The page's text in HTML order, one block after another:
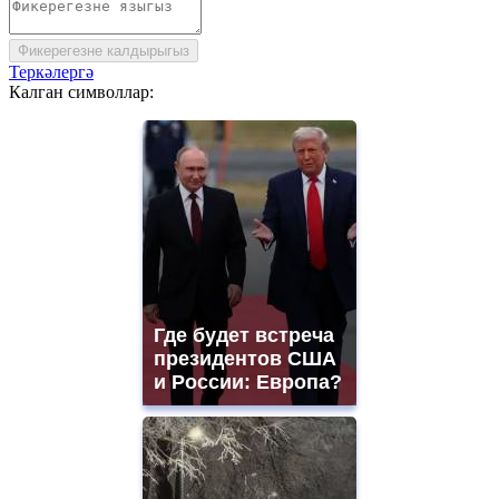
Фикерегезне калдырыгыз
Теркәлергә
Калган символлар:
Где будет встреча
президентов США
и России: Европа?